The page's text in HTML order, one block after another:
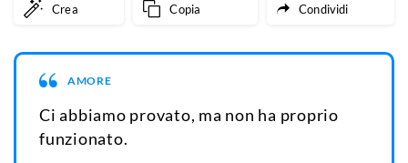
Crea Copia Condividi
AMORE
Ci abbiamo provato, ma non ha proprio
funzionato.